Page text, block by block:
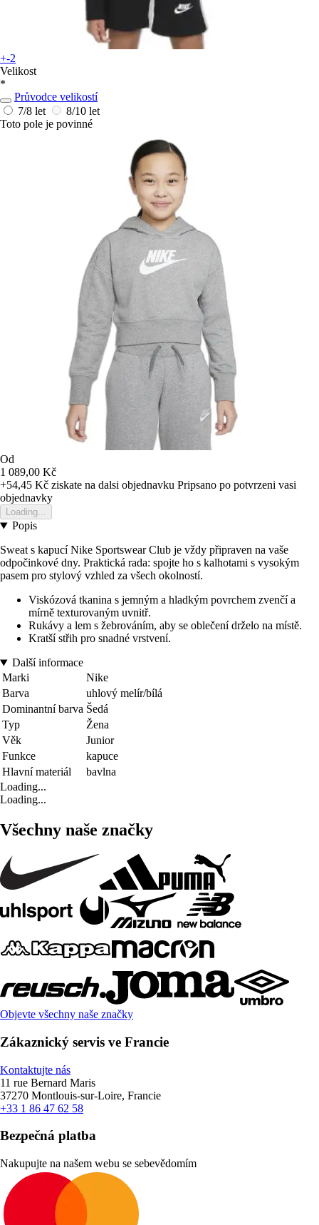
+-2
Velikost
*
Průvodce velikostí
7/8 let
8/10 let
Toto pole je povinné
Od
1 089,00 Kč
+54,45 Kč ziskate na dalsi objednavku Pripsano po potvrzeni vasi
objednavky
Loading...
Popis
Sweat s kapucí Nike Sportswear Club je vždy připraven na vaše
odpočinkové dny. Praktická rada: spojte ho s kalhotami s vysokým
pasem pro stylový vzhled za všech okolností.
Viskózová tkanina s jemným a hladkým povrchem zvenčí a
mírně texturovaným uvnitř.
Rukávy a lem s žebrováním, aby se oblečení drželo na místě.
Kratší střih pro snadné vrstvení.
Další informace
Marki
Nike
Barva
uhlový melír/bílá
Dominantní barva Šedá
Typ
Žena
Věk
Junior
Funkce
kapuce
Hlavní materiál
bavlna
Loading...
Loading...
Všechny naše značky
Objevte všechny naše značky
Zákaznický servis ve Francie
Kontaktujte nás
11 rue Bernard Maris
37270 Montlouis-sur-Loire, Francie
+33 1 86 47 62 58
Bezpečná platba
Nakupujte na našem webu se sebevědomím